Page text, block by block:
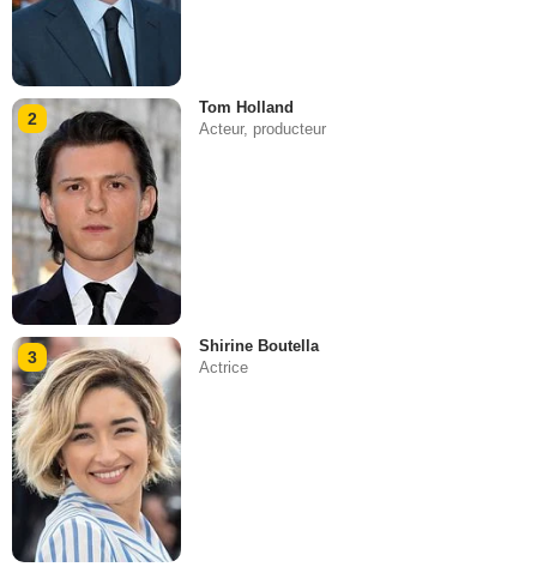
2
Tom Holland
Acteur, producteur
3
Shirine Boutella
Actrice